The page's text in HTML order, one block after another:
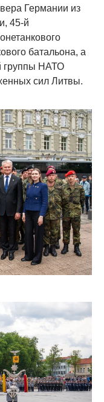
Германии из
45-й
батальона, а
группы НАТО
сил Литвы.